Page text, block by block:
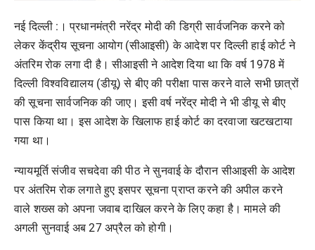
नई दिल्ली :। प्रधानमंत्री नरेंद्र मोदी की डिग्री सार्वजनिक करने को
लेकर केंद्रीय सूचना आयोग (सीआइसी) के आदेश पर दिल्ली हाई कोर्ट ने
अंतरिम रोक लगा दी है। सीआइसी ने आदेश दिया था कि वर्ष 1978 में
दिल्ली विश्वविद्यालय (डीयू) से बीए की परीक्षा पास करने वाले सभी छात्रों
की सूचना सार्वजनिक की जाए। इसी वर्ष नरेंद्र मोदी ने भी डीयू से बीए
पास किया था। इस आदेश के खिलाफ हाई कोर्ट का दरवाजा खटखटाया
गया था।
न्यायमूर्ति संजीव सचदेवा की पीठ ने सुनवाई के दौरान सीआइसी के आदेश
पर अंतरिम रोक लगाते हुए इसपर सूचना प्राप्त करने की अपील करने
वाले शख्स को अपना जवाब दाखिल करने के लिए कहा है। मामले की
अगली सुनवाई अब 27 अप्रैल को होगी।